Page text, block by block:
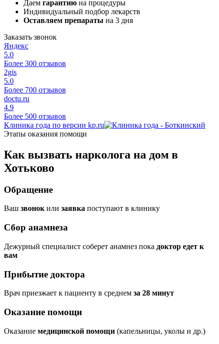
Даем гарантию на процедуры
Индивидуальный подбор лекарств
Оставляем препараты на 3 дня
Заказать звонок
Яндекс
5.0
Более 300 отзывов
2gis
5.0
Более 700 отзывов
doctu.ru
4.9
Более 500 отзывов
Клиника года по версии kp.ru
Этапы оказания помощи
Как вызвать нарколога на дом в
Хотьково
Обращение
Ваш звонокили заявка поступают в клинику
Сбор анамнеза
Дежурный специалист соберет анамнез пока доктор едет к
вам
Прибытие доктора
Врач приезжает к пациенту в среднем за 28 минут
Оказание помощи
Оказание медицинской помощи (капельницы, уколы и др.)